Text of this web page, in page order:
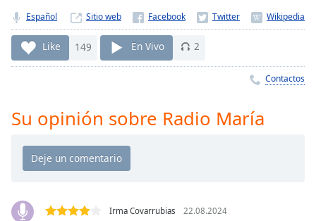
live,
currently
behind
LIVE
Remaining
Rate
Chapters
Español Sitio web
Like 149 En Vivo 2
Contactos
Su opinión sobre Radio María
Irma Covarrubias 22.08.2024